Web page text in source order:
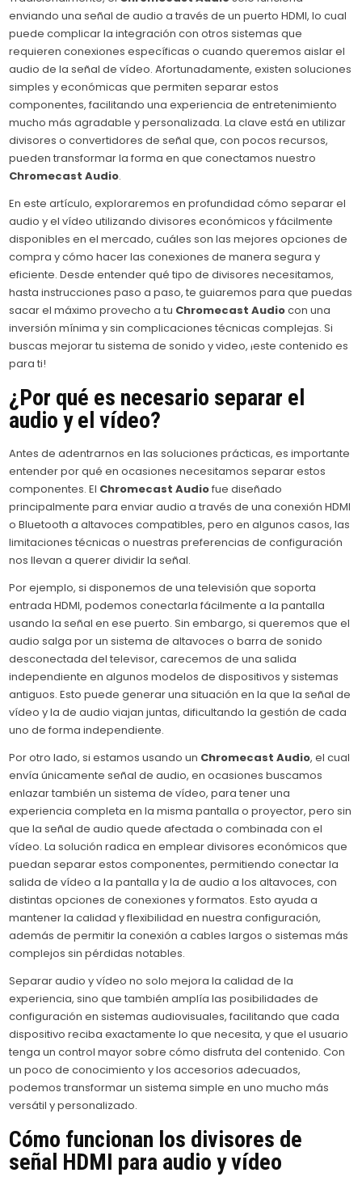
enviando una señal de audio a través de un puerto HDMI, lo cual
puede complicar la integración con otros sistemas que
requieren conexiones específicas o cuando queremos aislar el
audio de la señal de vídeo. Afortunadamente, existen soluciones
simples y económicas que permiten separar estos
componentes, facilitando una experiencia de entretenimiento
mucho más agradable y personalizada. La clave está en utilizar
divisores o convertidores de señal que, con pocos recursos,
pueden transformar la forma en que conectamos nuestro
Chromecast Audio.
En este artículo, exploraremos en profundidad cómo separar el
audio y el vídeo utilizando divisores económicos y fácilmente
disponibles en el mercado, cuáles son las mejores opciones de
compra y cómo hacer las conexiones de manera segura y
eficiente. Desde entender qué tipo de divisores necesitamos,
hasta instrucciones paso a paso, te guiaremos para que puedas
sacar el máximo provecho a tu Chromecast Audiocon una
inversión mínima y sin complicaciones técnicas complejas. Si
buscas mejorar tu sistema de sonido y video, ¡este contenido es
para ti!
¿Por qué es necesario separar el
audio y el vídeo?
Antes de adentrarnos en las soluciones prácticas, es importante
entender por qué en ocasiones necesitamos separar estos
componentes. El Chromecast Audiofue diseñado
principalmente para enviar audio a través de una conexión HDMI
o Bluetooth a altavoces compatibles, pero en algunos casos, las
limitaciones técnicas o nuestras preferencias de configuración
nos llevan a querer dividir la señal.
Por ejemplo, si disponemos de una televisión que soporta
entrada HDMI, podemos conectarla fácilmente a la pantalla
usando la señal en ese puerto. Sin embargo, si queremos que el
audio salga por un sistema de altavoces o barra de sonido
desconectada del televisor, carecemos de una salida
independiente en algunos modelos de dispositivos y sistemas
antiguos. Esto puede generar una situación en la que la señal de
vídeo y la de audio viajan juntas, dificultando la gestión de cada
uno de forma independiente.
Por otro lado, si estamos usando un Chromecast Audio, el cual
envía únicamente señal de audio, en ocasiones buscamos
enlazar también un sistema de vídeo, para tener una
experiencia completa en la misma pantalla o proyector, pero sin
que la señal de audio quede afectada o combinada con el
vídeo. La solución radica en emplear divisores económicos que
puedan separar estos componentes, permitiendo conectar la
salida de vídeo a la pantalla y la de audio a los altavoces, con
distintas opciones de conexiones y formatos. Esto ayuda a
mantener la calidad y flexibilidad en nuestra configuración,
además de permitir la conexión a cables largos o sistemas más
complejos sin pérdidas notables.
Separar audio y vídeo no solo mejora la calidad de la
experiencia, sino que también amplía las posibilidades de
configuración en sistemas audiovisuales, facilitando que cada
dispositivo reciba exactamente lo que necesita, y que el usuario
tenga un control mayor sobre cómo disfruta del contenido. Con
un poco de conocimiento y los accesorios adecuados,
podemos transformar un sistema simple en uno mucho más
versátil y personalizado.
Cómo funcionan los divisores de
señal HDMI para audio y vídeo